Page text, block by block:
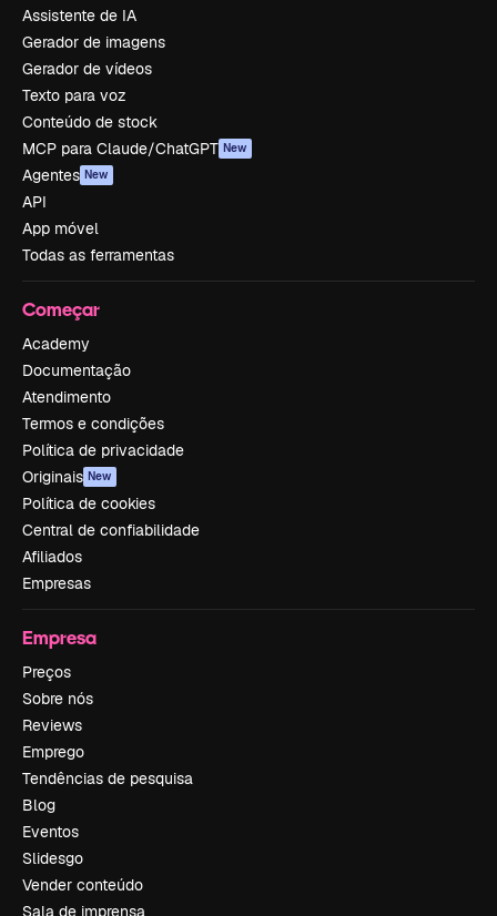
Assistente de IA
Gerador de imagens
Gerador de vídeos
Texto para voz
Conteúdo de stock
MCP para Claude/ChatGPT New
Agentes New
API
App móvel
Todas as ferramentas
Começar
Academy
Documentação
Atendimento
Termos e condições
Política de privacidade
Originais New
Política de cookies
Central de confiabilidade
Afiliados
Empresas
Empresa
Preços
Sobre nós
Reviews
Emprego
Tendências de pesquisa
Blog
Eventos
Slidesgo
Vender conteúdo
Sala de imprensa